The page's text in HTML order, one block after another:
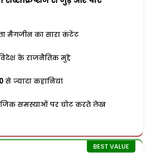
मैगजीन का सारा कंटेंट
के राजनैतिक मुद्दे
से ज्यादा कहानियां
समस्याओं पर चोट करते लेख